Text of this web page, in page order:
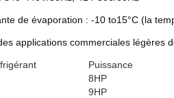
de évaporation : -10 to15°C (la
applications commerciales légères
Puissance
8HP
9HP